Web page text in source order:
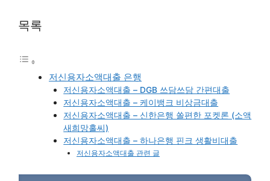
목록
저신용자소액대출 은행
저신용자소액대출 – DGB 쓰담쓰담 간편대출
저신용자소액대출 – 케이뱅크 비상금대출
저신용자소액대출 – 신한은행 쏠편한 포켓론 (소액
새희망홀씨)
저신용자소액대출 – 하나은행 핀크 생활비대출
저신용자소액대출 관련 글